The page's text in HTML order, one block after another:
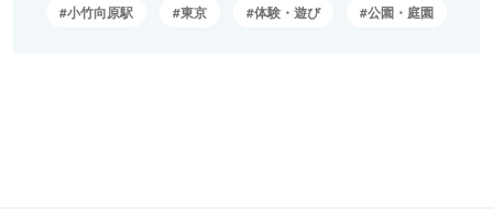
小竹向原駅 東京 体験・遊び 公園・庭園